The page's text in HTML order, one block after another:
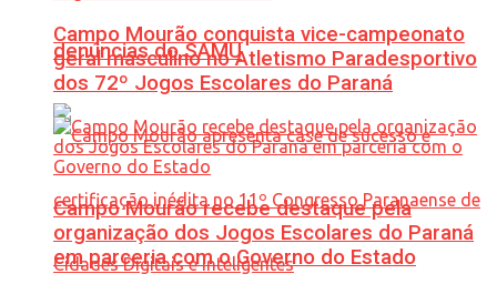
denúncias do SAMU
Campo Mourão conquista vice-campeonato
geral masculino no Atletismo Paradesportivo
dos 72º Jogos Escolares do Paraná
Campo Mourão recebe destaque pela
organização dos Jogos Escolares do Paraná
em parceria com o Governo do Estado